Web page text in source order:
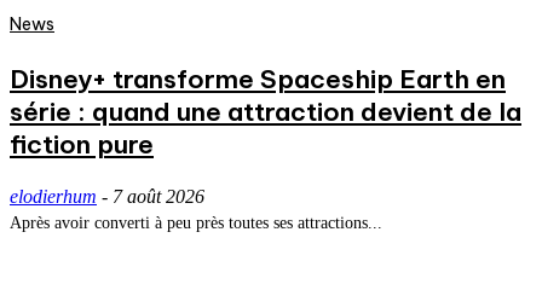
News
Disney+ transforme Spaceship Earth en
série : quand une attraction devient de la
fiction pure
elodierhum - 7 août 2026
Après avoir converti à peu près toutes ses attractions...